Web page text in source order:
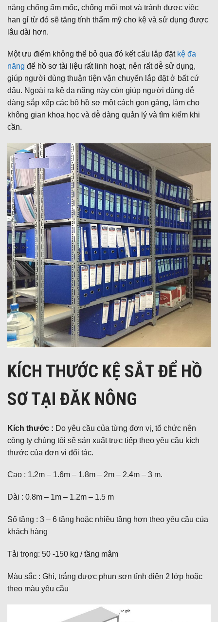
năng chống ẩm mốc, chống mối mọt và tránh được việc
han gỉ từ đó sẽ tăng tính thẩm mỹ cho kệ và sử dụng được
lâu dài hơn.
Một ưu điểm không thể bỏ qua đó kết cấu lắp đặt kệ đa
năng để hồ sơ tài liệu rất linh hoạt, nên rất dễ sử dụng,
giúp người dùng thuận tiện vận chuyển lắp đặt ở bất cứ
đâu. Ngoài ra kệ đa năng này còn giúp người dùng dễ
dàng sắp xếp các bộ hồ sơ một cách gọn gàng, làm cho
không gian khoa học và dễ dàng quản lý và tìm kiếm khi
cần.
KÍCH THƯỚC KỆ SẮT ĐỂ HỒ
SƠ TẠI ĐĂK NÔNG
Kích thước : Do yêu cầu của từng đơn vị, tổ chức nên
công ty chúng tôi sẽ sản xuất trực tiếp theo yêu cầu kích
thước của đơn vị đối tác.
Cao : 1.2m – 1.6m – 1.8m – 2m – 2.4m – 3 m.
Dài : 0.8m – 1m – 1.2m – 1.5 m
Số tầng : 3 – 6 tầng hoặc nhiều tầng hơn theo yêu cầu của
khách hàng
Tải trọng: 50 -150 kg / tầng mâm
Màu sắc : Ghi, trắng được phun sơn tĩnh điện 2 lớp hoặc
theo màu yêu cầu